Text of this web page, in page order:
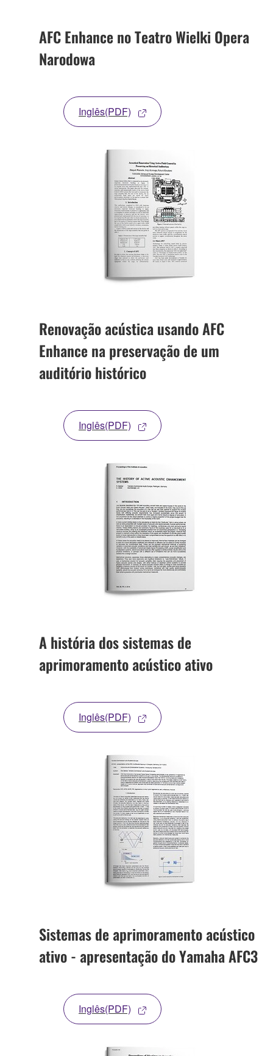
AFC Enhance no Teatro Wielki Opera
Narodowa
Inglês(PDF)
Renovação acústica usando AFC
Enhance na preservação de um
auditório histórico
Inglês(PDF)
A história dos sistemas de
aprimoramento acústico ativo
Inglês(PDF)
Sistemas de aprimoramento acústico
ativo - apresentação do Yamaha AFC3
Inglês(PDF)